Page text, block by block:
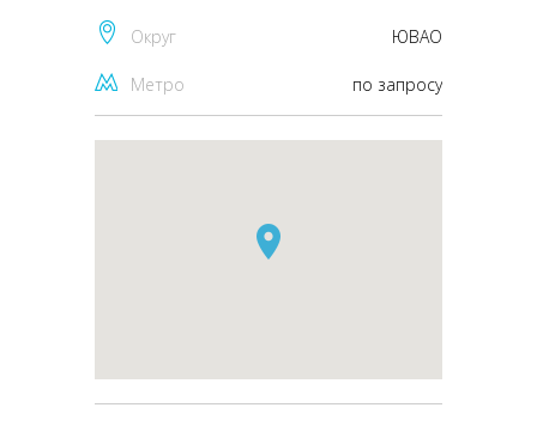
Округ ЮВАО
Метро по запросу